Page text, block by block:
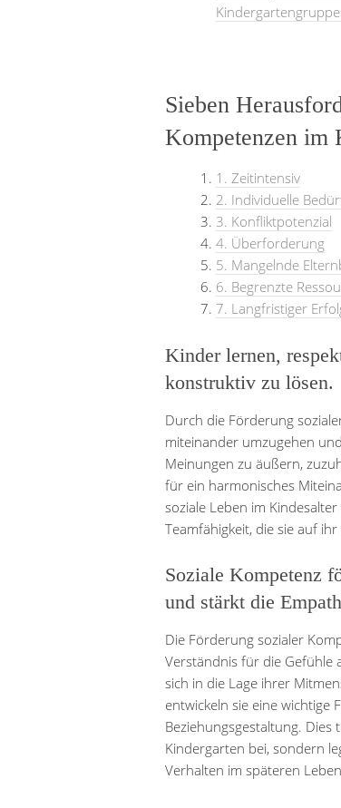
Sieben
Kompetenzen im
1. Zeitintensiv
2. Individuelle
3. Konfliktpotenzial
4. Überforderung
5. Mangelnde
6. Begrenzte
7. Langfristiger
Kinder lernen,
konstruktiv zu lösen.
Durch die Förderung
miteinander umzugehen
Meinungen zu äußern,
für ein harmonisches
soziale Leben im
Teamfähigkeit, die sie auf
Soziale Kompetenz
und stärkt die
Die Förderung sozialer
Verständnis für die Gefühle
sich in die Lage ihrer
entwickeln sie eine wichtige
Beziehungsgestaltung.
Kindergarten bei, sondern
Verhalten im späteren